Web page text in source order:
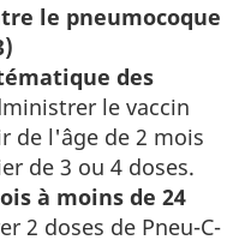
le pneumocoque
des
le vaccin
de l'âge de 2 mois
de 3 ou 4 doses.
à moins de 24
2 doses de Pneu-C-